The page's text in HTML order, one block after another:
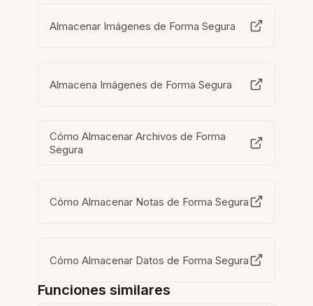
Almacenar Imágenes de Forma Segura
Almacena Imágenes de Forma Segura
Cómo Almacenar Archivos de Forma
Segura
Cómo Almacenar Notas de Forma Segura
Cómo Almacenar Datos de Forma Segura
Funciones similares